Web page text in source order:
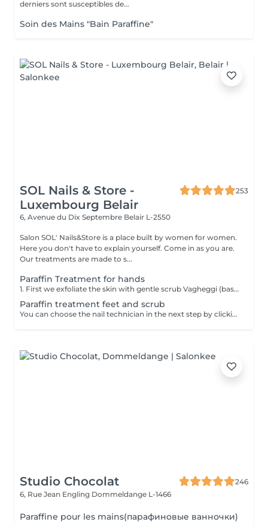
derniers sont susceptibles de...
Soin des Mains "Bain Paraffine"
SOL Nails & Store -
Luxembourg Belair
253
6, Avenue du Dix Septembre Belair L-2550
Salon SOL' Nails&Store is a place built by women for women.
Here you don't have to explain yourself. Come in as you are.
Our treatments are made to s...
Paraffin Treatment for hands
1. First we exfoliate the skin with gentle scrub Vagheggi (based on brown sugar and ground coffee that have an exfoliating effect; also it includes detoxifying green clay) 2. After, we apply hydrating cream Vagheggi (that includes coconut oil and cocoa butter, vitamin E and moisturising hyaluronic acid) - it's amazing for nourishing and hydrating. 3. The last step is the paraffin wax itself. You gently dip a few times your hand into the warm melted paraffin. It builds up a thick, warm "glove" of wax. 4. Once the wax layers are set, the hand is wrapped in a protective plastic liner and then placed into a soft glove. This insulates the heat and allows the moisture to be absorbed. For 15-20 min you have time to rest and relax. 5. The final step is to remove everything and your hands are ready, fully nourished. Depending on your skin and desire, you can repeat this treatment 2-4 time once a week or 2 weeks to get a cumulative effect. Advantages: Deeply nourishes dry skin, restores elasticity, and provides a "velvet skin" effect. Ideal after winter.
Paraffin treatment feet and scrub
You can choose the nail technician in the next step by clicking "Select employee". 1. First we exfoliate the skin with gentle scrub Vagheggi (based on brown sugar and ground coffee that have an exfoliating effect; also it includes detoxifying green clay) 2. After, we apply hydrating cream Vagheggi (that includes coconut oil and cocoa butter, vitamin E and moisturising hyaluronic acid) - it's amazing for nourishing and hydrating. 3. The last step is the paraffin wax itself. You gently dip a few times your foot into the warm melted paraffin. It builds up a thick, warm "glove" of wax. 4. Once the wax layers are set, the foot is wrapped in a protective plastic liner and then placed into a soft glove. This insulates the heat and allows the moisture to be absorbed. For 15-20 min you have time to rest and relax. 5. The final step is to remove everything and your feet are ready, fully nourished. Depending on your skin and desire, you can repeat this treatment 2-4 time once a week or 2 weeks to get a cumulative effect. Advantages: Deeply nourishes dry skin, restores elasticity, and provides a "velvet skin" effect. Ideal after winter.
Studio Chocolat
246
6, Rue Jean Engling Dommeldange L-1466
Paraffine pour les mains(парафиновые ванночки)